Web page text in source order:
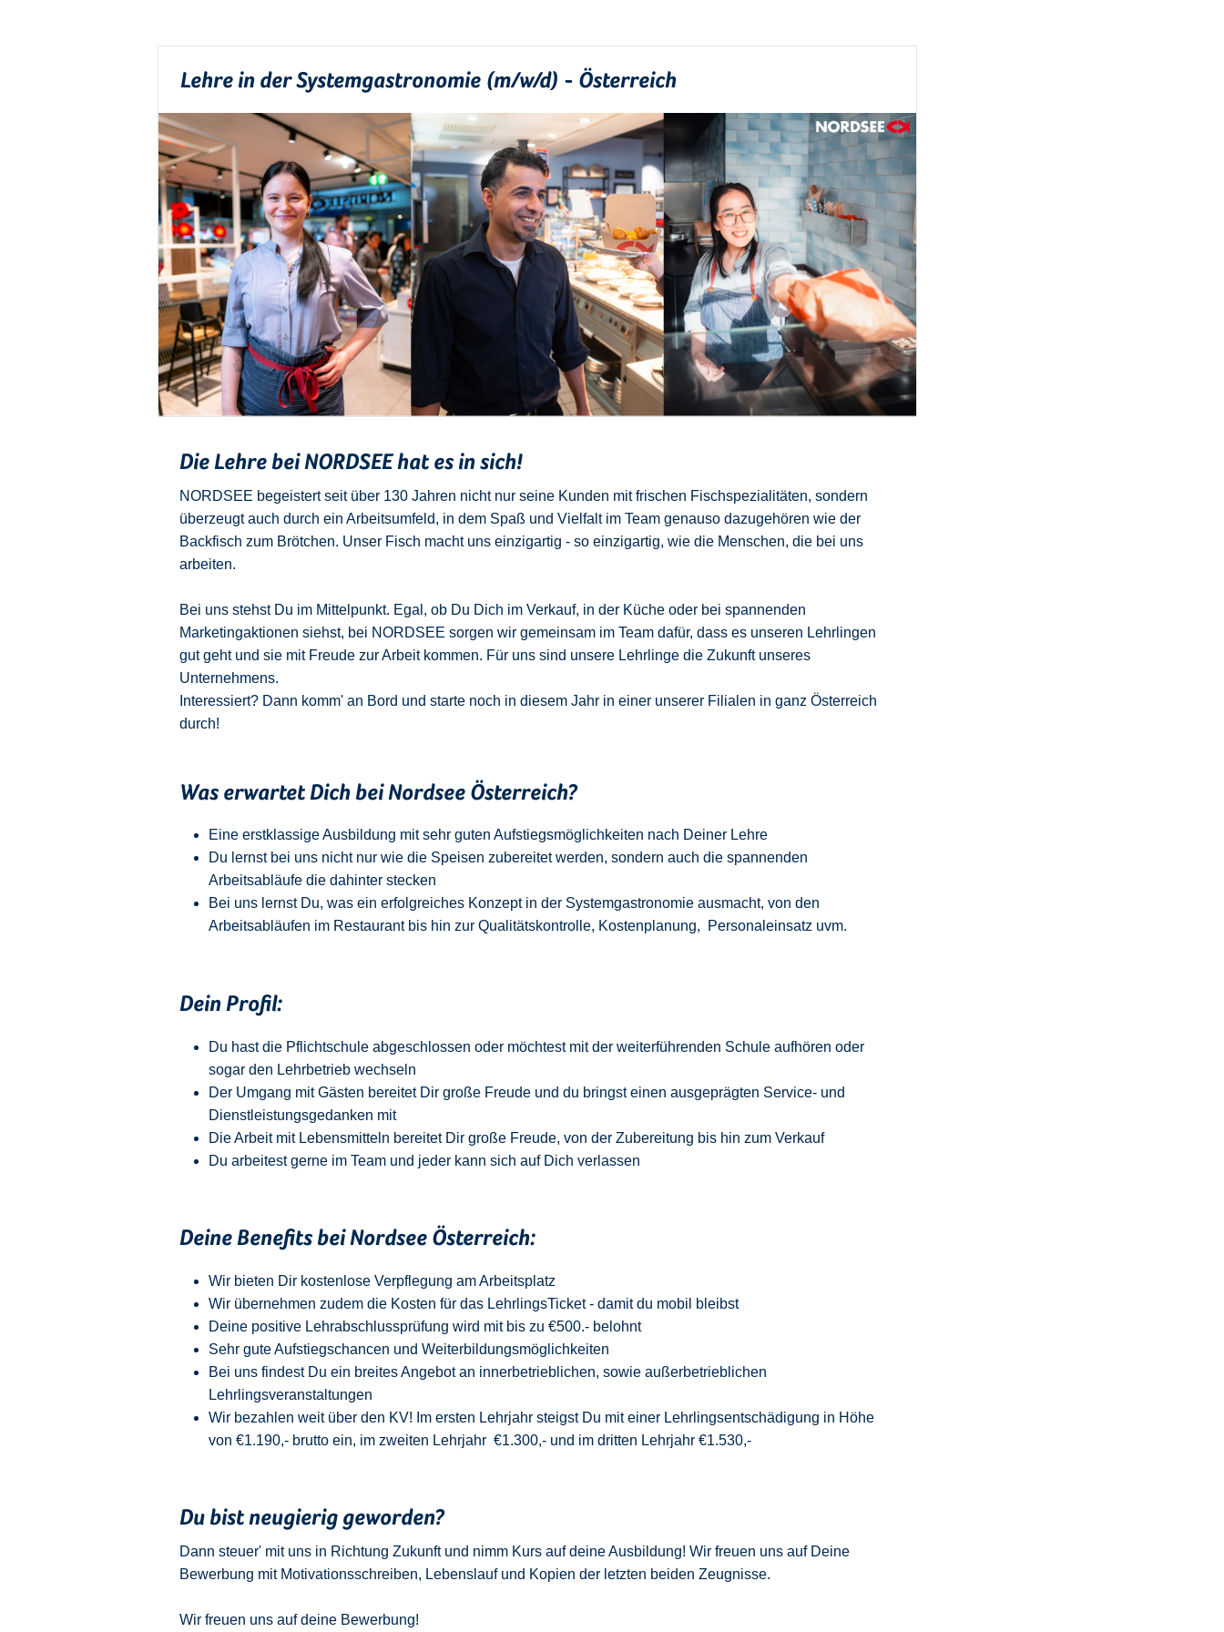
Lehre in der Systemgastronomie (m/w/d) - Österreich
Die Lehre bei NORDSEE hat es in sich!
NORDSEE begeistert seit über 130 Jahren nicht nur seine Kunden mit frischen Fischspezialitäten, sondern
überzeugt auch durch ein Arbeitsumfeld, in dem Spaß und Vielfalt im Team genauso dazugehören wie der
Backfisch zum Brötchen. Unser Fisch macht uns einzigartig - so einzigartig, wie die Menschen, die bei uns
arbeiten.
Bei uns stehst Du im Mittelpunkt. Egal, ob Du Dich im Verkauf, in der Küche oder bei spannenden
Marketingaktionen siehst, bei NORDSEE sorgen wir gemeinsam im Team dafür, dass es unseren Lehrlingen
gut geht und sie mit Freude zur Arbeit kommen. Für uns sind unsere Lehrlinge die Zukunft unseres
Unternehmens.
Interessiert? Dann komm' an Bord und starte noch in diesem Jahr in einer unserer Filialen in ganz Österreich
durch!
Was erwartet Dich bei Nordsee Österreich?
Eine erstklassige Ausbildung mit sehr guten Aufstiegsmöglichkeiten nach Deiner Lehre
Du lernst bei uns nicht nur wie die Speisen zubereitet werden, sondern auch die spannenden
Arbeitsabläufe die dahinter stecken
Bei uns lernst Du, was ein erfolgreiches Konzept in der Systemgastronomie ausmacht, von den
Arbeitsabläufen im Restaurant bis hin zur Qualitätskontrolle, Kostenplanung, Personaleinsatz uvm.
Dein Profil:
Du hast die Pflichtschule abgeschlossen oder möchtest mit der weiterführenden Schule aufhören oder
sogar den Lehrbetrieb wechseln
Der Umgang mit Gästen bereitet Dir große Freude und du bringst einen ausgeprägten Service- und
Dienstleistungsgedanken mit
Die Arbeit mit Lebensmitteln bereitet Dir große Freude, von der Zubereitung bis hin zum Verkauf
Du arbeitest gerne im Team und jeder kann sich auf Dich verlassen
Deine Benefits bei Nordsee Österreich:
Wir bieten Dir kostenlose Verpflegung am Arbeitsplatz
Wir übernehmen zudem die Kosten für das LehrlingsTicket - damit du mobil bleibst
Deine positive Lehrabschlussprüfung wird mit bis zu €500.- belohnt
Sehr gute Aufstiegschancen und Weiterbildungsmöglichkeiten
Bei uns findest Du ein breites Angebot an innerbetrieblichen, sowie außerbetrieblichen
Lehrlingsveranstaltungen
Wir bezahlen weit über den KV! Im ersten Lehrjahr steigst Du mit einer Lehrlingsentschädigung in Höhe
von €1.190,- brutto ein, im zweiten Lehrjahr €1.300,- und im dritten Lehrjahr €1.530,-
Du bist neugierig geworden?
Dann steuer' mit uns in Richtung Zukunft und nimm Kurs auf deine Ausbildung! Wir freuen uns auf Deine
Bewerbung mit Motivationsschreiben, Lebenslauf und Kopien der letzten beiden Zeugnisse.
Wir freuen uns auf deine Bewerbung!